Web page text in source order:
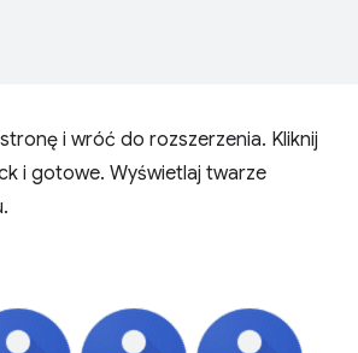
i wróć do rozszerzenia. Kliknij
i gotowe. Wyświetlaj twarze